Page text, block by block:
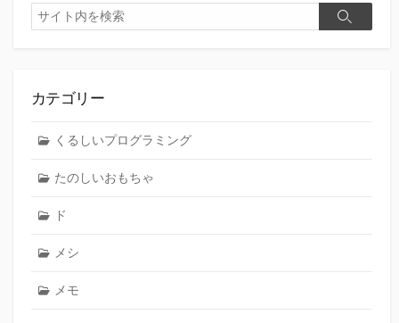
検
索
検
カテゴリー
くるしいプログラミング
たのしいおもちゃ
ド
メシ
メモ